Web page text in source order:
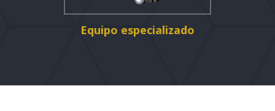
Equipo especializado